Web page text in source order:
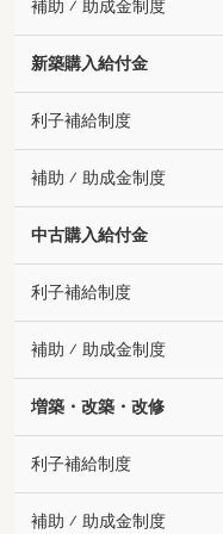
補助 ⁄ 助成金制度
新築購入給付金
利子補給制度
補助 ⁄ 助成金制度
中古購入給付金
利子補給制度
補助 ⁄ 助成金制度
増築・改築・改修
利子補給制度
補助 ⁄ 助成金制度